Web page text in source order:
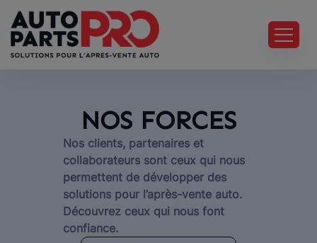
NOS FORCES
Nos clients, partenaires et
collaborateurs sont ceux qui nous
permettent de développer des
solutions pour l’après-vente auto.
Découvrez ceux qui nous font
confiance.